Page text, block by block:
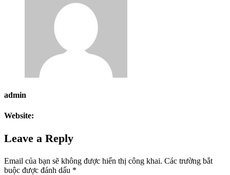
admin
Website:
Leave a Reply
Email của bạn sẽ không được hiển thị công khai. Các trường bắt
buộc được đánh dấu *